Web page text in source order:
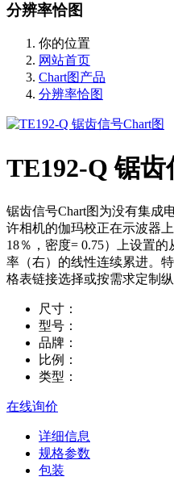
分辨率恰图
你的位置
网站首页
Chart图产品
分辨率恰图
TE192-Q 锯
锯齿信号Chart图为没有集成
许相机的伽玛校正在示波器
18％，密度= 0.75）上设置
率（右）的线性连续累进。
格表链接选择或按需求定制
尺寸：
型号：
品牌：
比例：
类型：
在线询价
详细信息
规格参数
包装